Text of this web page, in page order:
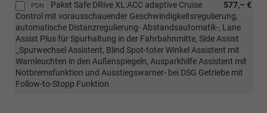
PDN 577,– €
Paket Safe DRive XL:ACC adaptive Cruise
Control mit vorausschauender Geschwindigkeitsregulierung,
automatische Distanzregulierung- Abstandsautomatik-, Lane
Assist Plus für Spurhaltung in der Fahrbahnmitte, Side Assist
_Spurwechsel Assistent, Blind Spot-toter Winkel Assistent mit
Warnleuchten in den Außenspiegeln, Ausparkhilfe Assistent mit
Notbremsfunktion und Ausstiegswarner- bei DSG Getriebe mit
Follow-to-Stopp Funktion